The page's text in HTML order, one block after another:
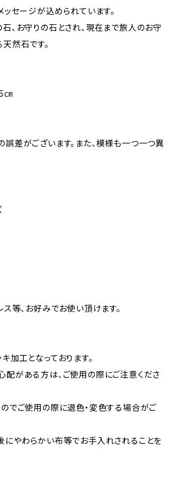
ッセージが込められています。
、お守りの石とされ、現在まで旅人のお守
然石です。
㎝
差がございます。また、模様も一つ一つ異
ス等、お好みでお使い頂けます。
加工となっております。
配がある方は、ご使用の際にご注意くださ
のでご使用の際に退色・変色する場合がご
にやわらかい布等でお手入れされることを